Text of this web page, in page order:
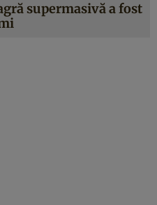
supermasivă a fost